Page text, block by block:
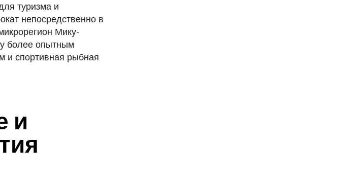
туризма и
непосредственно в
Ми­ку­
более опытным
и спортивная рыбная
и